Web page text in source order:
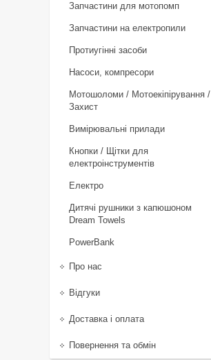
Запчастини для мотопомп
Запчастини на електропили
Протиугінні засоби
Насоси, компресори
Мотошоломи / Мотоекіпірування /
Захист
Вимірювальні прилади
Кнопки / Щітки для
електроінструментів
Електро
Дитячі рушники з капюшоном
Dream Towels
PowerBank
Про нас
Відгуки
Доставка і оплата
Повернення та обмін